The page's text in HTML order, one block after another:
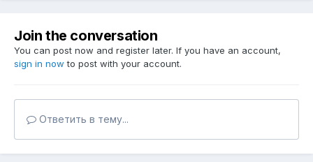
Join the conversation
You can post now and register later. If you have an account,
sign in now to post with your account.
Ответить в тему...